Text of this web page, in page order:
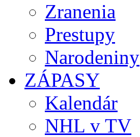
Zranenia
Prestupy
Narodeniny
ZÁPASY
Kalendár
NHL v TV